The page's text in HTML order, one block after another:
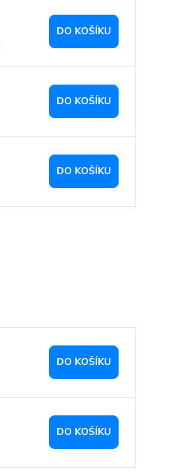
DO KOŠÍKU
DO KOŠÍKU
DO KOŠÍKU
DO KOŠÍKU
DO KOŠÍKU